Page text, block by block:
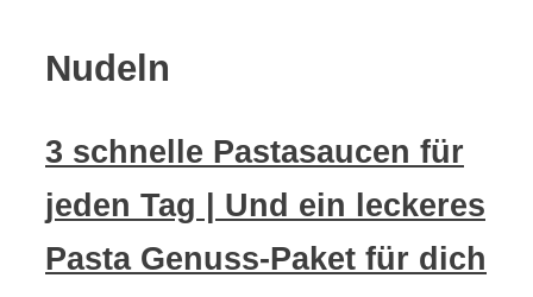
Nudeln
3 schnelle Pastasaucen für
jeden Tag | Und ein leckeres
Pasta Genuss-Paket für dich